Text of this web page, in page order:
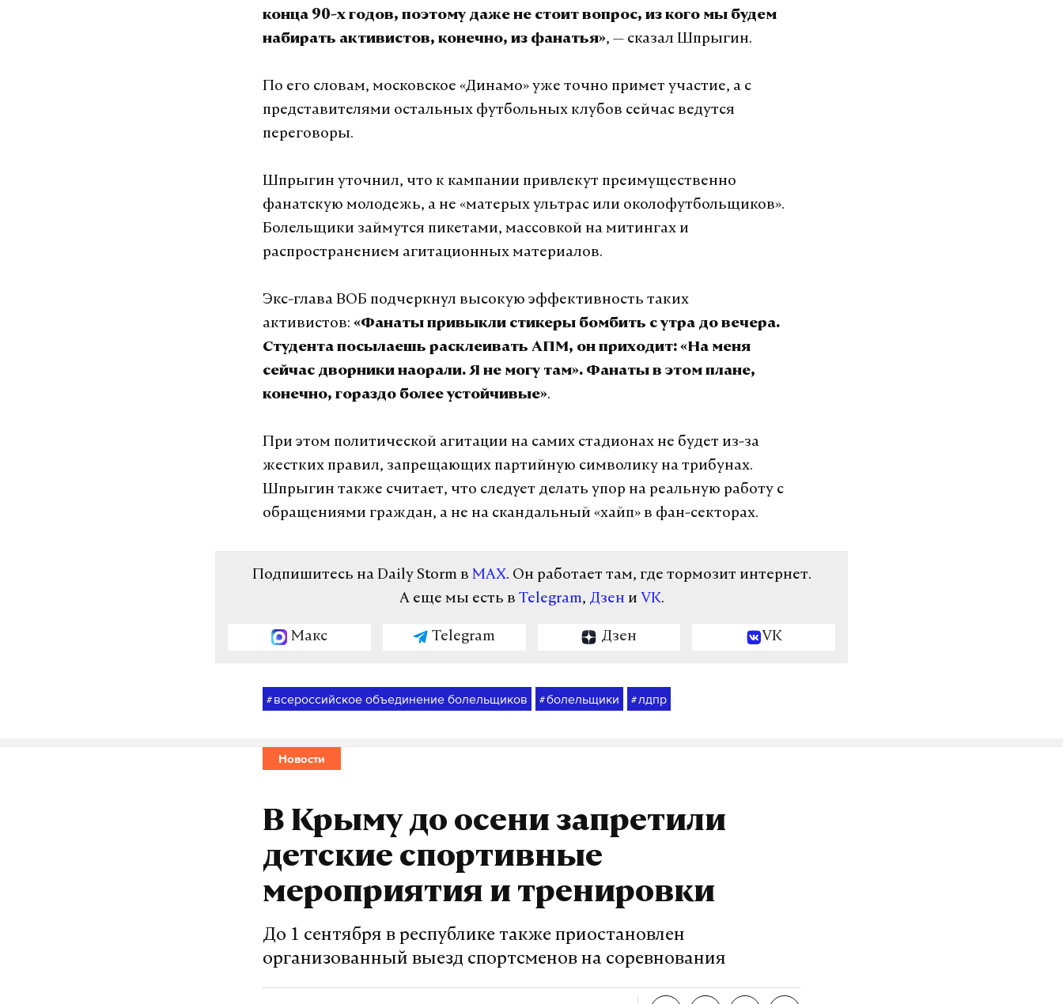
конца 90-х годов, поэтому даже не стоит вопрос, из кого мы будем
набирать активистов, конечно, из фанатья», — сказал Шпрыгин.
По его словам, московское «Динамо» уже точно примет участие, а с
представителями остальных футбольных клубов сейчас ведутся
переговоры.
Шпрыгин уточнил, что к кампании привлекут преимущественно
фанатскую молодежь, а не «матерых ультрас или околофутбольщиков».
Болельщики займутся пикетами, массовкой на митингах и
распространением агитационных материалов.
Экс-глава ВОБ подчеркнул высокую эффективность таких
активистов: «Фанаты привыкли стикеры бомбить с утра до вечера.
Студента посылаешь расклеивать АПМ, он приходит: «На меня
сейчас дворники наорали. Я не могу там». Фанаты в этом плане,
конечно, гораздо более устойчивые».
При этом политической агитации на самих стадионах не будет из-за
жестких правил, запрещающих партийную символику на трибунах.
Шпрыгин также считает, что следует делать упор на реальную работу с
обращениями граждан, а не на скандальный «хайп» в фан-секторах.
Подпишитесь на Daily Storm в MAX. Он работает там, где тормозит интернет.
А еще мы есть в Telegram, Дзен и VK.
Макс Telegram Дзен VK
# всероссийское объединение болельщиков #болельщики # лдпр
Новости
В Крыму до осени запретили
детские спортивные
мероприятия и тренировки
До 1 сентября в республике также приостановлен
организованный выезд спортсменов на соревнования